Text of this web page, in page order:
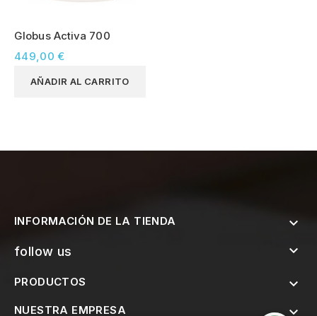
Globus Activa 700
449,00 €
AÑADIR AL CARRITO
INFORMACIÓN DE LA TIENDA 
follow us 
PRODUCTOS 
NUESTRA EMPRESA 